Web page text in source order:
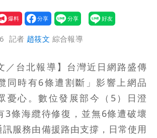
要
爆料記者 趙筱文 綜合報導
／台北報導】台灣近日網路盛傳
同時有6條遭割斷」影響上網品
憂心。數位發展部今（5）日澄
3條海纜待修復，並無6條遭破壞
服務由備援路由支撐，日常使用